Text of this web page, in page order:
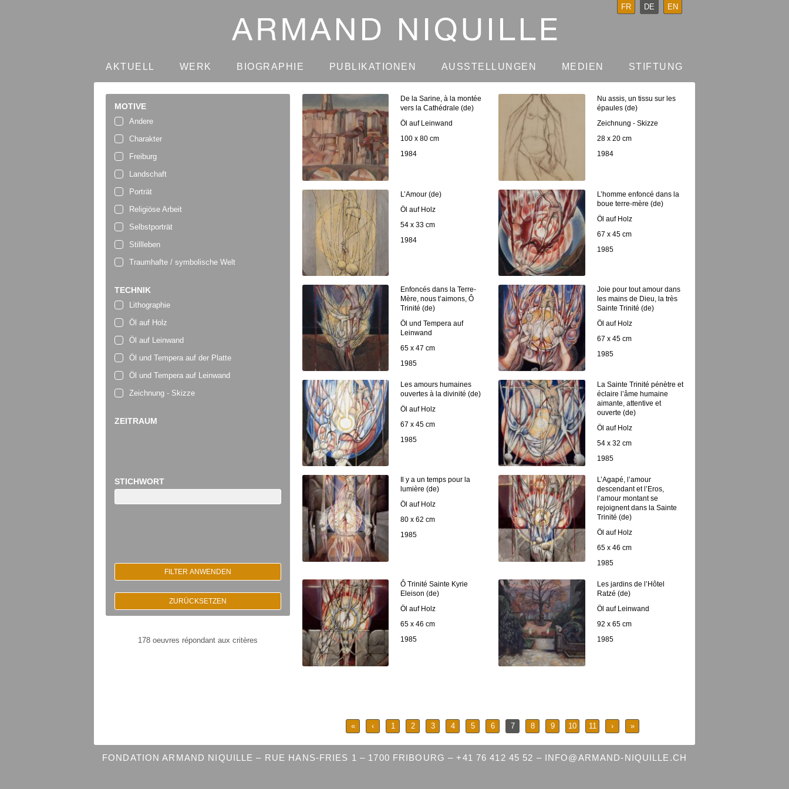
AKTUELL WERK BIOGRAPHIE PUBLIKATIONEN AUSSTELLUNGEN MEDIEN STIFTUNG
FR DE EN
MOTIVE
Andere
Charakter
Freiburg
Landschaft
Porträt
Religiöse Arbeit
Selbstporträt
Stillleben
Traumhafte / symbolische Welt
TECHNIK
Lithographie
Öl auf Holz
Öl auf Leinwand
Öl und Tempera auf der Platte
Öl und Tempera auf Leinwand
Zeichnung - Skizze
ZEITRAUM
STICHWORT
FILTER ANWENDEN
ZURÜCKSETZEN
178 oeuvres répondant aux critères
De la Sarine, à la montée
vers la Cathédrale (de)
Öl auf Leinwand
100 x 80 cm
1984
Nu assis, un tissu sur les
épaules (de)
Zeichnung - Skizze
28 x 20 cm
1984
L’Amour (de)
Öl auf Holz
54 x 33 cm
1984
L’homme enfoncé dans la
boue terre-mère (de)
Öl auf Holz
67 x 45 cm
1985
Enfoncés dans la Terre-
Mère, nous t’aimons, Ô
Trinité (de)
Öl und Tempera auf
Leinwand
65 x 47 cm
1985
Joie pour tout amour dans
les mains de Dieu, la très
Sainte Trinité (de)
Öl auf Holz
67 x 45 cm
1985
Les amours humaines
ouvertes à la divinité (de)
Öl auf Holz
67 x 45 cm
1985
La Sainte Trinité pénètre et
éclaire l’âme humaine
aimante, attentive et
ouverte (de)
Öl auf Holz
54 x 32 cm
1985
Il y a un temps pour la
lumière (de)
Öl auf Holz
80 x 62 cm
1985
L’Agapé, l’amour
descendant et l’Eros,
l’amour montant se
rejoignent dans la Sainte
Trinité (de)
Öl auf Holz
65 x 46 cm
1985
Ô Trinité Sainte Kyrie
Eleison (de)
Öl auf Holz
65 x 46 cm
1985
Les jardins de l’Hôtel
Ratzé (de)
Öl auf Leinwand
92 x 65 cm
1985
« ‹ 1 2 3 4 5 6 7 8 9 10 11 › »
FONDATION ARMAND NIQUILLE – RUE HANS-FRIES 1 – 1700 FRIBOURG – +41 76 412 45 52 – INFO@ARMAND-NIQUILLE.CH